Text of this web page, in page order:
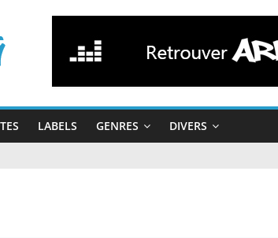
LABELS GENRES DIVERS